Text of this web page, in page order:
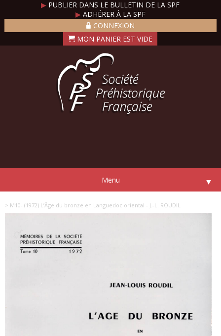
▶ PUBLIER DANS LE BULLETIN DE LA SPF
▶ADHÉRER À LA SPF
CONNEXION
Menu ▼
> M10- (1972) L’Âge du bronze en Languedoc oriental - J.-L. ROUDIL